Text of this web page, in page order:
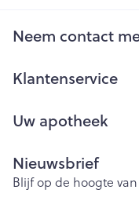
Neem contact
Klantenservice
Uw apotheek
Nieuwsbrief
Blijf op de hoogte